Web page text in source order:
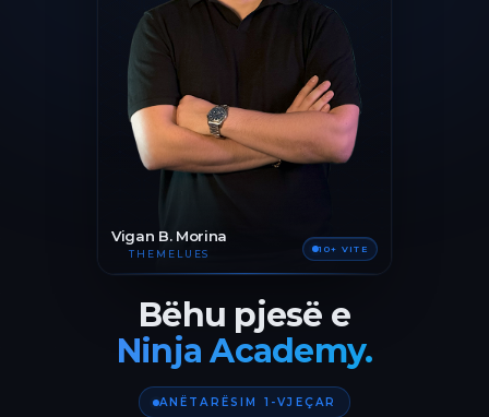
Vigan B. Morina
THEMELUES 10+ VITE
Bëhu pjesë e
Ninja Academy.
ANËTARËSIM 1-VJEÇAR